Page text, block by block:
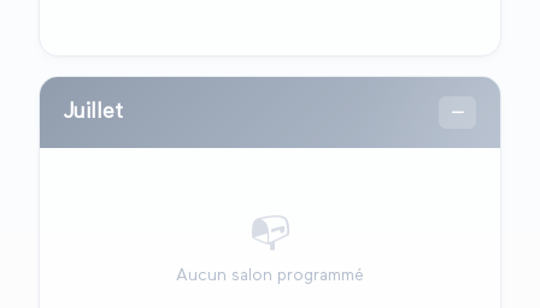
Juillet —
📭
Aucun salon programmé